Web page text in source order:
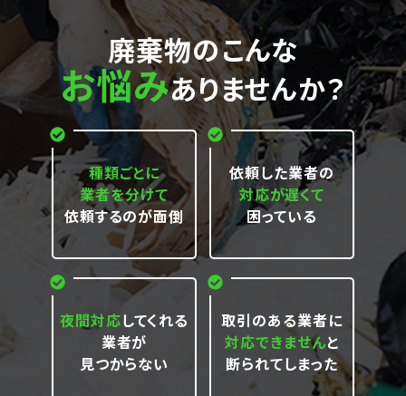
廃棄物のこんな
お悩みありませんか？
種類ごとに
業者を分けて
依頼するのが面倒
依頼した業者の
対応が遅くて
困っている
夜間対応してくれる
業者が
見つからない
取引のある業者に
対応できませんと
断られてしまった